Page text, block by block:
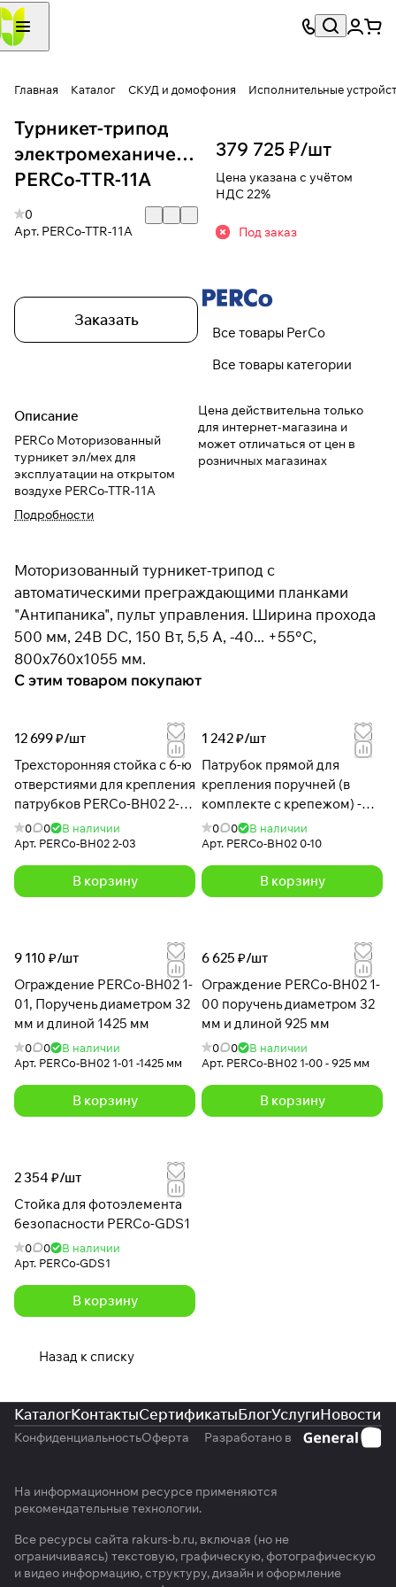
Главная Каталог СКУД и домофония Исполнительные
Турникет-трипод
электромеханический
PERCo-TTR-11A
0
Арт. PERCo-TTR-11A
Заказать
Описание
PERCo Моторизованный
турникет эл/мех для
эксплуатации на открытом
воздухе PERCo-TTR-11A
Подробности
379 725 ₽/шт
Цена указана с учётом
НДС 22%
Под заказ
Все товары PerCo
Все товары категории
Цена действительна только
для интернет-магазина и
может отличаться от цен в
розничных магазинах
Моторизованный турникет-трипод с
автоматическими преграждающими планками
"Антипаника", пульт управления. Ширина прохода
500 мм, 24В DC, 150 Вт, 5,5 А, -40... +55°C,
800х760х1055 мм.
С этим товаром покупают
12 699 ₽/шт
Трехсторонняя стойка с 6-ю
отверстиями для крепления
патрубков PERCo-BH02 2-
03 с крышкой
0 0
В наличии
Арт. PERCo-BH02 2-03
В корзину
1 242 ₽/шт
Патрубок прямой для
крепления поручней (в
комплекте с крепежом) -
BH02 0-10
0 0
В наличии
Арт. PERCo-BH02 0-10
В корзину
9 110 ₽/шт
Ограждение PERCo-BH02 1-
01, Поручень диаметром 32
мм и длиной 1425 мм
0 0
В наличии
Арт. PERCo-BH02 1-01 -1425 мм
В корзину
6 625 ₽/шт
Ограждение PERCo-BH02 1-
00 поручень диаметром 32
мм и длиной 925 мм
0 0
В наличии
Арт. PERCo-BH02 1-00 - 925 мм
В корзину
2 354 ₽/шт
Стойка для фотоэлемента
безопасности PERCo-GDS1
0 0
В наличии
Арт. PERCo-GDS1
В корзину
Назад к списку
КаталогКонтактыСертификатыБлогУслугиНовости
КонфиденциальностьОферта Разработано в
На информационном ресурсе применяются
рекомендательные технологии.
Все ресурсы сайта rakurs-b.ru, включая (но не
ограничиваясь) текстовую, графическую, фотографическую
и видео информацию, структуру, дизайн и оформление